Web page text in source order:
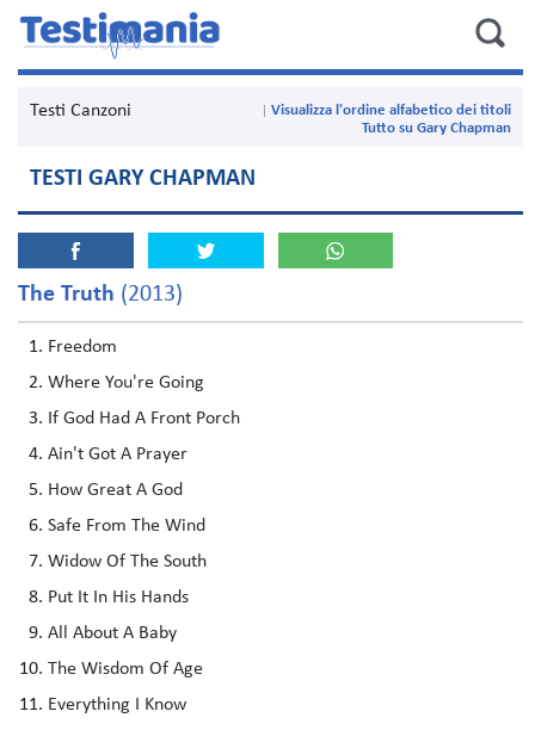
Testi Canzoni
Visualizza l'ordine alfabetico dei titoli
Tutto su Gary Chapman
TESTI GARY CHAPMAN
The Truth (2013)
Freedom
Where You're Going
If God Had A Front Porch
Ain't Got A Prayer
How Great A God
Safe From The Wind
Widow Of The South
Put It In His Hands
All About A Baby
The Wisdom Of Age
Everything I Know